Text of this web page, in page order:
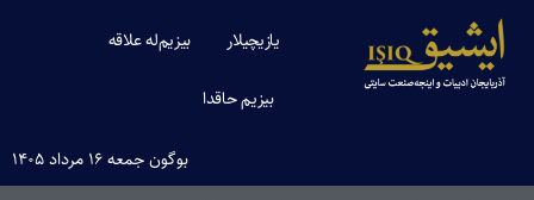
یازیچیلار بیزیم‌له علاقه
بیزیم حاقدا
بوگون جمعه ۱۶ مرداد ۱۴۰۵